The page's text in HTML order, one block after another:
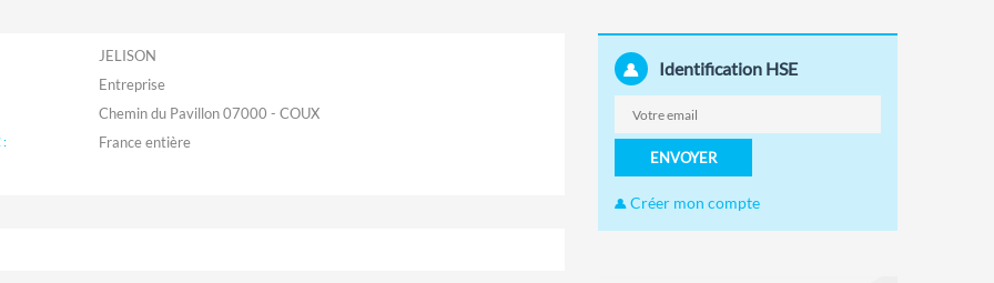
JELISON
Entreprise
Chemin du Pavillon 07000 - COUX
:
Identification HSE
ENVOYER
Créer mon compte